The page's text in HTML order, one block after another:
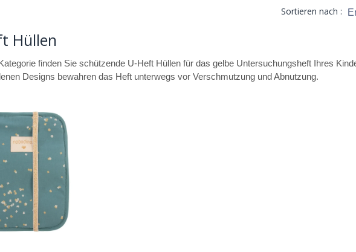
Sortieren nach :
Hüllen
finden Sie schützende U-Heft Hüllen für das gelbe Untersuchungsheft Ihres
Designs bewahren das Heft unterwegs vor Verschmutzung und Abnutzung.